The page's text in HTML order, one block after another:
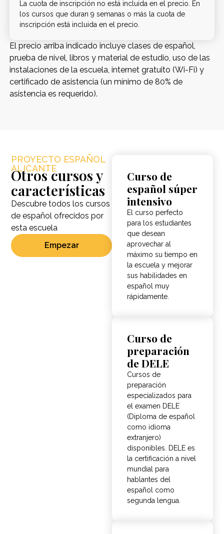
La cuota de inscripción no está incluida en el precio. En
los cursos que duran 9 semanas o más la cuota de
inscripción está incluida en el precio.
El precio arriba indicado incluye clases de español,
prueba de nivel, libros y material de estudio, uso de las
instalaciones de la escuela, internet gratuito (Wi-Fi) y
certificado de asistencia (un mínimo de 80% de
asistencia es requerido).
PROYECTO ESPAÑOL
ALICANTE
Otros cursos y
características
Descubre todos los cursos
de español ofrecidos por
esta escuela
Empezar
Curso de
español súper
intensivo
El curso perfecto
para los estudiantes
que desean
aprovechar al
máximo su tiempo en
la escuela y mejorar
sus habilidades en
español muy
rápidamente.
Curso de
preparación
de DELE
Cursos de
preparación
especializados para
el examen DELE
(Diploma de español
como idioma
extranjero)
disponibles. DELE es
la certificación a nivel
mundial para
hablantes del
español como
segunda lengua.